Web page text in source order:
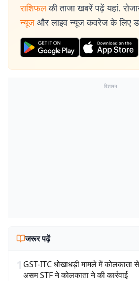
राशिफल की ताजा खबरें पढ़ें यहां.
न्यूज और लाइव न्यूज कवरेज के लिए
विज्ञापन
जरूर पढ़ें
1 GST-ITC धोखाधड़ी मामले में कोलकाता से
असम STF ने कोलकाता ने की कार्रवाई